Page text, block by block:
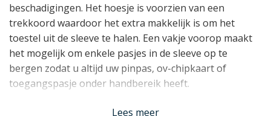
beschadigingen. Het hoesje is voorzien van een
trekkoord waardoor het extra makkelijk is om het
toestel uit de sleeve te halen. Een vakje voorop maakt
het mogelijk om enkele pasjes in de sleeve op te
bergen zodat u altijd uw pinpas, ov-chipkaart of
toegangspasje onder handbereik heeft.
Lees minder
Lees meer